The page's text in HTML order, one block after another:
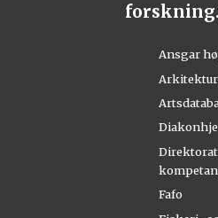
Ansgar
Fafo